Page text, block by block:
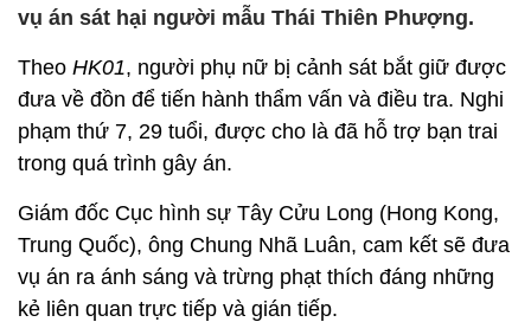
vụ án sát hại người mẫu Thái Thiên Phượng.
Theo HK01, người phụ nữ bị cảnh sát bắt giữ được
đưa về đồn để tiến hành thẩm vấn và điều tra. Nghi
phạm thứ 7, 29 tuổi, được cho là đã hỗ trợ bạn trai
trong quá trình gây án.
Giám đốc Cục hình sự Tây Cửu Long (Hong Kong,
Trung Quốc), ông Chung Nhã Luân, cam kết sẽ đưa
vụ án ra ánh sáng và trừng phạt thích đáng những
kẻ liên quan trực tiếp và gián tiếp.